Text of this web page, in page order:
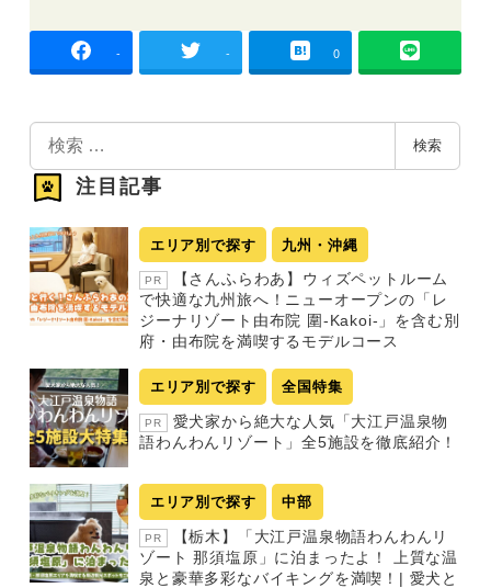
- - 0
検
索
検索
注目記事
エリア別で探す 九州・沖縄
PR
【さんふらわあ】ウィズペットルーム
で快適な九州旅へ！ニューオープンの「レ
ジーナリゾート由布院 圍-Kakoi-」を含む別
府・由布院を満喫するモデルコース
エリア別で探す 全国特集
PR
愛犬家から絶大な人気「大江戸温泉物
語わんわんリゾート」全5施設を徹底紹介！
エリア別で探す 中部
PR
【栃木】「大江戸温泉物語わんわんリ
ゾート 那須塩原」に泊まったよ！ 上質な温
泉と豪華多彩なバイキングを満喫！| 愛犬と